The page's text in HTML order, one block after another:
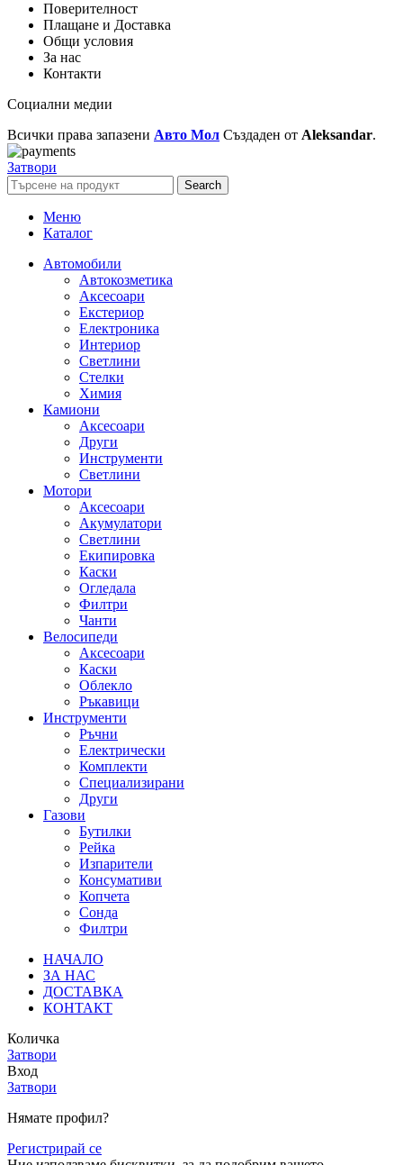
Поверителност
Плащане и Доставка
Общи условия
За нас
Контакти
Социални медии
Всички права запазени Авто Мол Създаден от Aleksandar.
Затвори
Search
Меню
Каталог
Автомобили
Автокозметика
Аксесоари
Екстериор
Електроника
Интериор
Светлини
Стелки
Химия
Камиони
Аксесоари
Други
Инструменти
Светлини
Мотори
Аксесоари
Акумулатори
Светлини
Екипировка
Каски
Огледала
Филтри
Чанти
Велосипеди
Аксесоари
Каски
Облекло
Ръкавици
Инструменти
Ръчни
Електрически
Комплекти
Специализирани
Други
Газови
Бутилки
Рейка
Изпарители
Консумативи
Копчета
Сонда
Филтри
НАЧАЛО
ЗА НАС
ДОСТАВКА
КОНТАКТ
Количка
Затвори
Вход
Затвори
Нямате профил?
Регистрирай се